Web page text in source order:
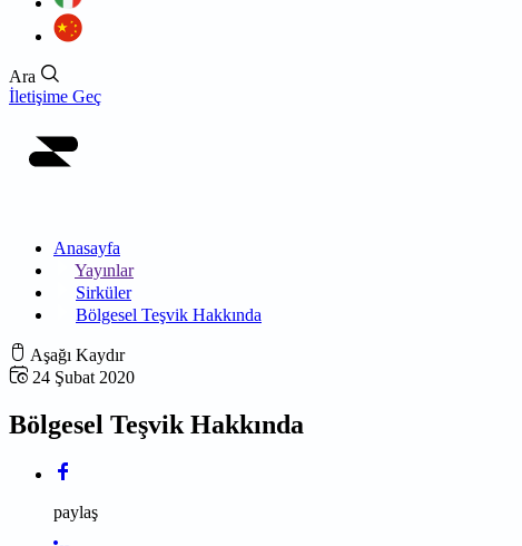
Ara
İletişime Geç
Anasayfa
Yayınlar
Sirküler
Bölgesel Teşvik Hakkında
Aşağı Kaydır
24 Şubat 2020
Bölgesel Teşvik Hakkında
paylaş